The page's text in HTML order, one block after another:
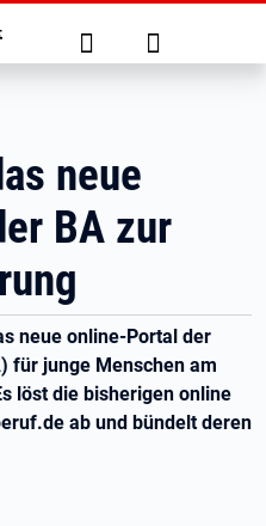
Suche Anmelden
neue
BA zur
neue online-Portal der
für junge Menschen am
löst die bisherigen online
ab und bündelt deren